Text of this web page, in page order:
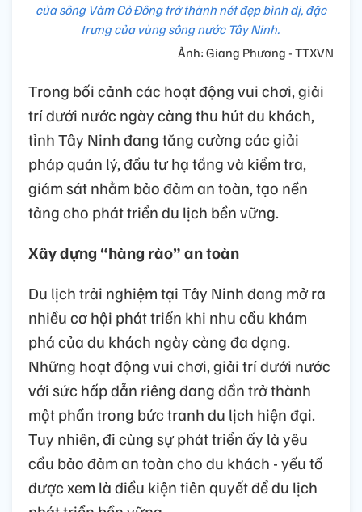
của sông Vàm Cỏ Đông trở thành nét đẹp bình dị, đặc
trưng của vùng sông nước Tây Ninh.
Ảnh: Giang Phương - TTXVN
Trong bối cảnh các hoạt động vui chơi, giải
trí dưới nước ngày càng thu hút du khách,
tỉnh Tây Ninh đang tăng cường các giải
pháp quản lý, đầu tư hạ tầng và kiểm tra,
giám sát nhằm bảo đảm an toàn, tạo nền
tảng cho phát triển du lịch bền vững.
Xây dựng “hàng rào” an toàn
Du lịch trải nghiệm tại Tây Ninh đang mở ra
nhiều cơ hội phát triển khi nhu cầu khám
phá của du khách ngày càng đa dạng.
Những hoạt động vui chơi, giải trí dưới nước
với sức hấp dẫn riêng đang dần trở thành
một phần trong bức tranh du lịch hiện đại.
Tuy nhiên, đi cùng sự phát triển ấy là yêu
cầu bảo đảm an toàn cho du khách - yếu tố
được xem là điều kiện tiên quyết để du lịch